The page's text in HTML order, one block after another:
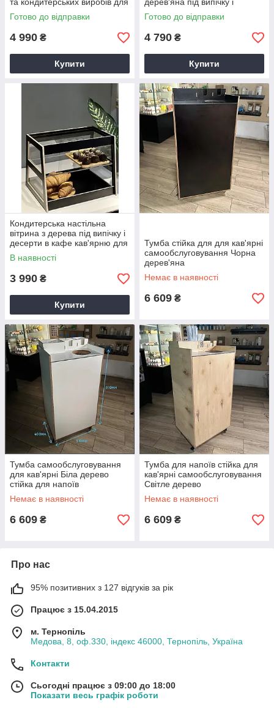
кафе кав'ярні Чорна
Готово до відправки
4 990 ₴
Купити
десерти в кафе, магазин,
Біла
Готово до відправки
4 790 ₴
Купити
Кондитерська настільна
вітрина з дерева під випічку і
десерти в кафе кав'ярню для
кондитерських виробів
В наявності
3 990 ₴
Купити
Тумба стійка для для кав'ярні
самообслуговування Чорна
дерев'яна
Немає в наявності
6 609 ₴
Тумба самообслуговування
для кав'ярні Біла дерево
стійка для напоїв
Немає в наявності
6 609 ₴
Тумба для напоїв стійка для
кав'ярні самообслуговування
Світле дерево
Немає в наявності
6 609 ₴
Про нас
95% позитивних з 127 відгуків за рік
Працює з 15.04.2015
м. Тернопіль
Медова, 8, оф.330, індекс 46000, Тернопіль, Україна
Контакти
Сьогодні працює з 09:00 до 18:00
Показати весь графік роботи